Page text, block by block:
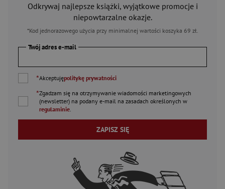
Odkrywaj najlepsze książki, wyjątkowe promocje i
niepowtarzalne okazje.
*Kod jednorazowego użycia przy minimalnej wartości koszyka 69 zł.
Twój adres e-mail
*Akceptujępolitykę prywatności
*Zgadzam się na otrzymywanie wiadomości marketingowych
(newsletter) na podany e-mail na zasadach określonych w
regulaminie
ZAPISZ SIĘ